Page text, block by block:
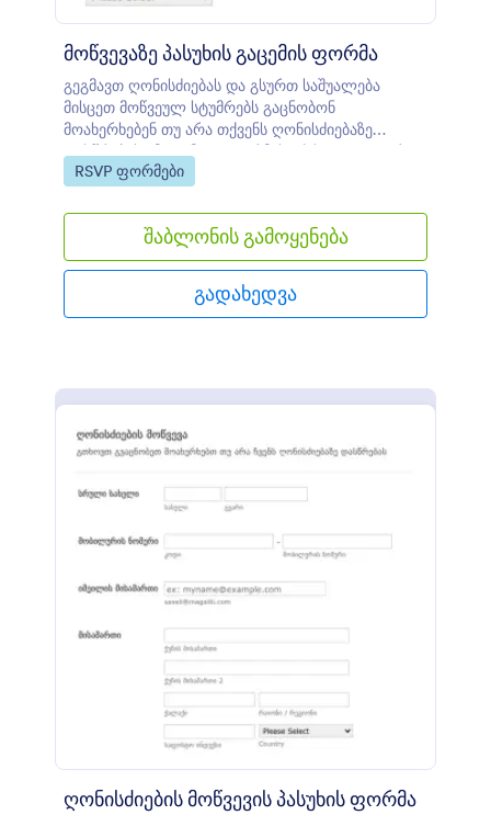
მოწვევაზე პასუხის გაცემის ფორმა
გეგმავთ ღონისძიებას და გსურთ საშუალება
მისცეთ მოწვეულ სტუმრებს გაცნობონ
მოახერხებენ თუ არა თქვენს ღონისძიებაზე
დასწრებას? მოცემულ ფორმას აქვს ყველაფერი
თქვენთვის. ის აგროვებს სახელებს, იმეილებს,
კომენტარების ველს, სადაც შეუძლიათ
წარმოადგინონ ნებისმიერი დამატებითი
ინფორმაცია.
Go to Category:
RSVP ფორმები
შაბლონის გამოყენება
გადახედვა
ღონისძიების მოწვევის პასუხის ფორმა